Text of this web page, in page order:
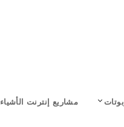
مشاريع إنترنت الأشياء